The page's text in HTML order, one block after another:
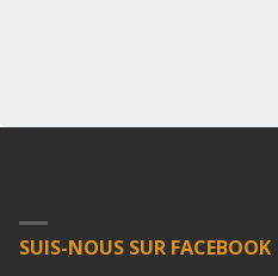
SUIS-NOUS SUR FACEBOOK